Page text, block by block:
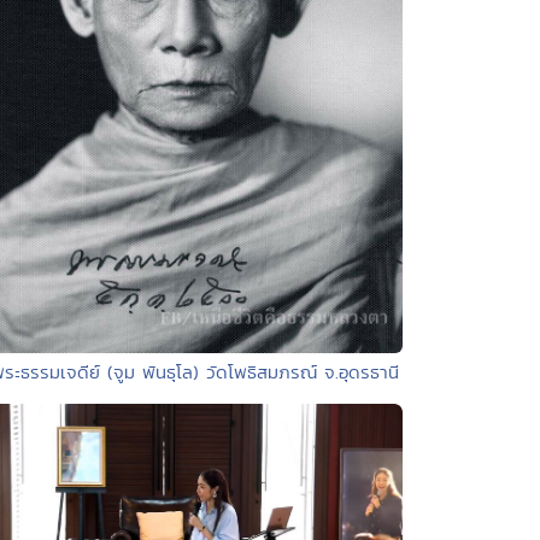
ะธรรมเจดีย์ (จูม พันธุโล) วัดโพธิสมภรณ์ จ.อุดรธานี